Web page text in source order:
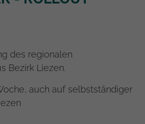
des regionalen
Bezirk Liezen.
auch auf selbstständiger